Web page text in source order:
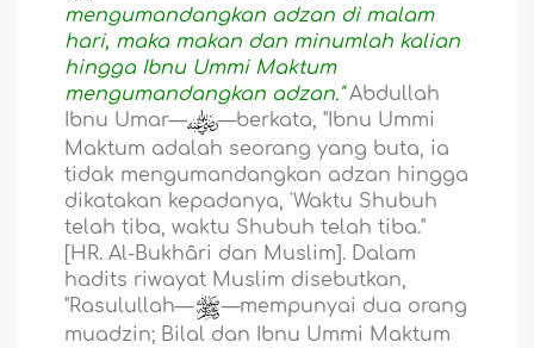
mengumandangkan adzan di malam
hari, maka makan dan minumlah kalian
hingga Ibnu Ummi Maktum
mengumandangkan adzan."Abdullah
Ibnu Umar—
—berkata, "Ibnu Ummi
Maktum adalah seorang yang buta, ia
tidak mengumandangkan adzan hingga
dikatakan kepadanya, 'Waktu Shubuh
telah tiba, waktu Shubuh telah tiba."
[HR. Al-Bukhâri dan Muslim]. Dalam
hadits riwayat Muslim disebutkan,
"Rasulullah—
—mempunyai dua orang
muadzin; Bilal dan Ibnu Ummi Maktum